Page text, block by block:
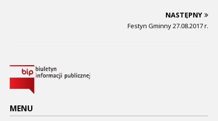
NASTĘPNY
Festyn Gminny 27.08.2017 r.
MENU